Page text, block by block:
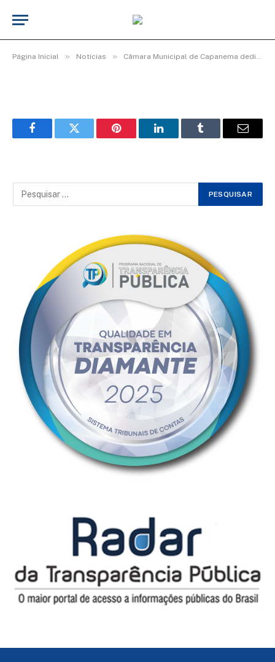
Página Inicial » Notícias » Câmara Municipal de Capanema dedica manhã de homenagens e afeto às mães capanemenses
2326bdbe0b27
FacebookTwitter Pinterest LinkedInTumblr Email